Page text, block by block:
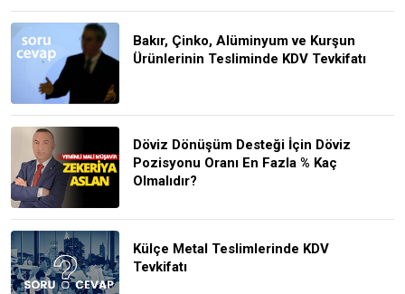
Bakır, Çinko, Alüminyum ve Kurşun
Ürünlerinin Tesliminde KDV Tevkifatı
Döviz Dönüşüm Desteği İçin Döviz
Pozisyonu Oranı En Fazla % Kaç
Olmalıdır?
Külçe Metal Teslimlerinde KDV
Tevkifatı